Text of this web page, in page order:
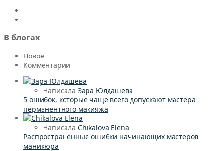
В блогах
Новое
Комментарии
Написала Зара Юлдашева
5 ошибок, которые чаще всего допускают мастера
перманентного макияжа
Написала Chikalova Elena
Распространённые ошибки начинающих мастеров
маникюра